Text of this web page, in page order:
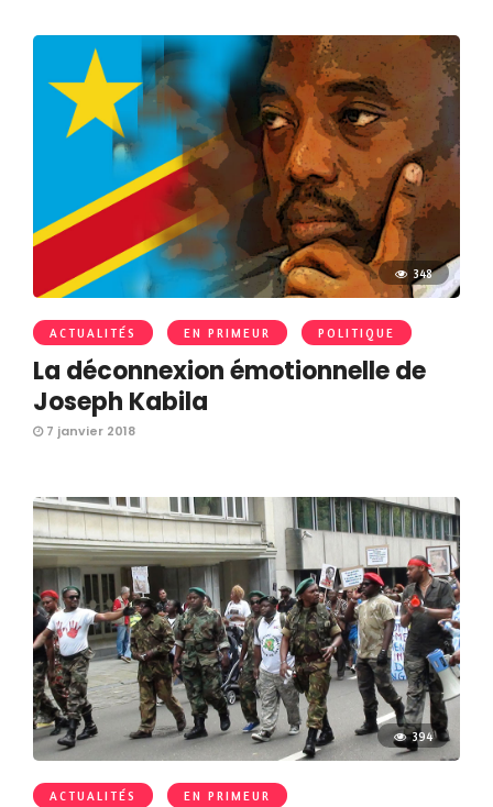
348
ACTUALITÉS EN PRIMEUR POLITIQUE
La déconnexion émotionnelle de
Joseph Kabila
7 janvier 2018
394
ACTUALITÉS EN PRIMEUR